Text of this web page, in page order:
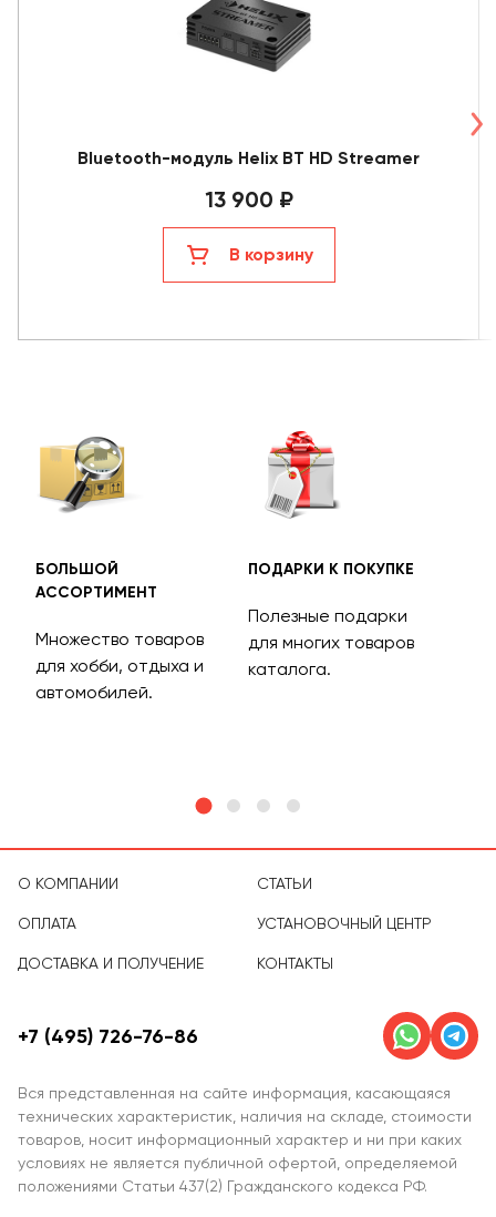
Bluetooth-модуль Helix BT HD Streamer
13 900 ₽
В корзину
БОЛЬШОЙ
АССОРТИМЕНТ
Множество товаров
для хобби, отдыха и
автомобилей.
ПОДАРКИ К ПОКУПКЕ
Полезные подарки
для многих товаров
каталога.
О КОМПАНИИ
ОПЛАТА
ДОСТАВКА И ПОЛУЧЕНИЕ
СТАТЬИ
УСТАНОВОЧНЫЙ ЦЕНТР
КОНТАКТЫ
Вся представленная на сайте информация, касающаяся
технических характеристик, наличия на складе, стоимости
товаров, носит информационный характер и ни при каких
условиях не является публичной офертой, определяемой
положениями Статьи 437(2) Гражданского кодекса РФ.
+7 (495) 726-76-86